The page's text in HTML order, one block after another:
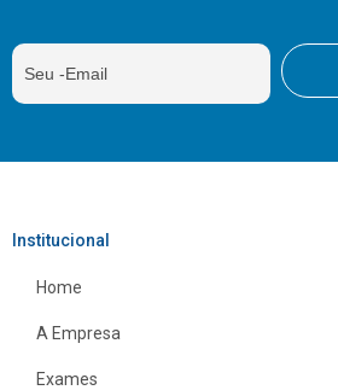
Institucional
Home
A Empresa
Exames